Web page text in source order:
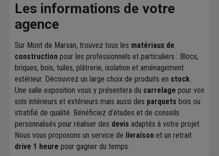
Les informations de votre
agence
Sur Mont de Marsan, trouvez tous les matériaux de
construction pour les professionnels et particuliers : Blocs,
briques, bois, tuiles, plâtrerie, isolation et aménagement
extérieur. Découvrez un large choix de produits en stock.
Une salle exposition vous y présentera du carrelage pour vos
sols intérieurs et extérieurs mais aussi des parquets bois ou
stratifié de qualité. Bénéficiez d’études et de conseils
personnalisés pour réaliser des devis adaptés à votre projet.
Nous vous proposons un service de livraison et un retrait
drive 1 heure pour gagner du temps.